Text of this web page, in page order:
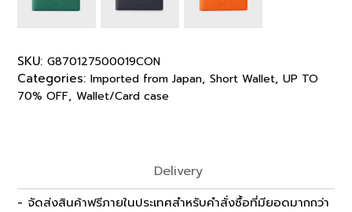
SKU: G870127500019CON
Categories: Imported from Japan, Short Wallet, UP TO
70% OFF, Wallet/Card case
Delivery
- จัดส่งสินค้าฟรีภายในประเทศสำหรับคำสั่งซื้อที่มียอดมากกว่า